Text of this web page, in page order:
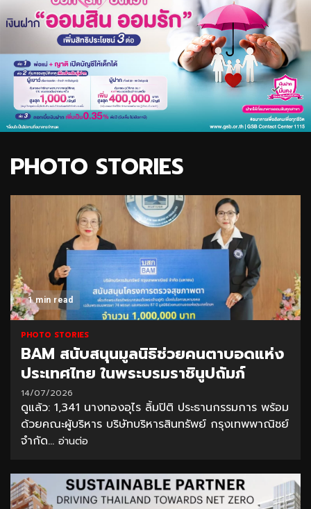
PHOTO STORIES
1 min read
PHOTO STORIES
BAM สนับสนุนมูลนิธิช่วยคนตาบอดแห่ง
ประเทศไทย ในพระบรมราชินูปถัมภ์
14/07/2026
ดูแล้ว: 1,341 นางทองอุไร ลิ้มปิติ ประธานกรรมการ พร้อม
ด้วยคณะผู้บริหาร บริษัทบริหารสินทรัพย์ กรุงเทพพาณิชย์
จำกัด... อ่านต่อ